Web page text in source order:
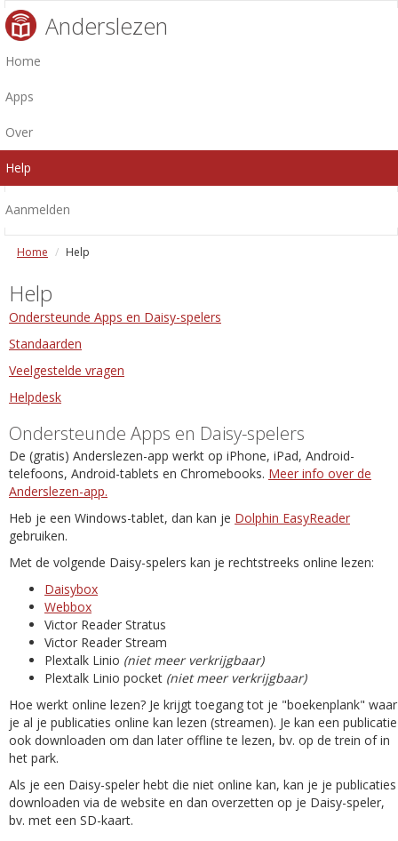
Anderslezen
Home
Apps
Over
Help
Aanmelden
Home Help
Help
Ondersteunde Apps en Daisy-spelers
Standaarden
Veelgestelde vragen
Helpdesk
Ondersteunde Apps en Daisy-spelers
De (gratis) Anderslezen-app werkt op iPhone, iPad, Android-
telefoons, Android-tablets en Chromebooks. Meer info over de
Anderslezen-app.
Heb je een Windows-tablet, dan kan je Dolphin EasyReader
gebruiken.
Met de volgende Daisy-spelers kan je rechtstreeks online lezen:
Daisybox
Webbox
Victor Reader Stratus
Victor Reader Stream
Plextalk Linio (niet meer verkrijgbaar)
Plextalk Linio pocket (niet meer verkrijgbaar)
Hoe werkt online lezen? Je krijgt toegang tot je "boekenplank" waar
je al je publicaties online kan lezen (streamen). Je kan een publicatie
ook downloaden om dan later offline te lezen, bv. op de trein of in
het park.
Als je een Daisy-speler hebt die niet online kan, kan je je publicaties
downloaden via de website en dan overzetten op je Daisy-speler,
bv. met een SD-kaart.